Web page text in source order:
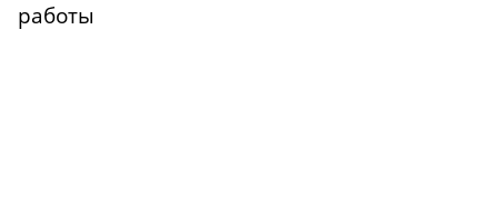
работы